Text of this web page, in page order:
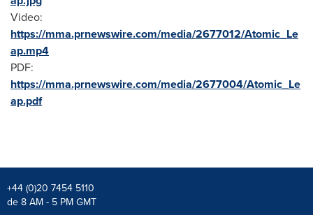
Video:
https://mma.prnewswire.com/media/2677012/Atomic_Le
ap.mp4
PDF:
https://mma.prnewswire.com/media/2677004/Atomic_Le
ap.pdf
+44 (0)20 7454 5110
de 8 AM - 5 PM GMT